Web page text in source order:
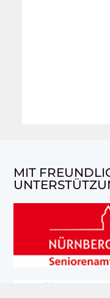
MIT